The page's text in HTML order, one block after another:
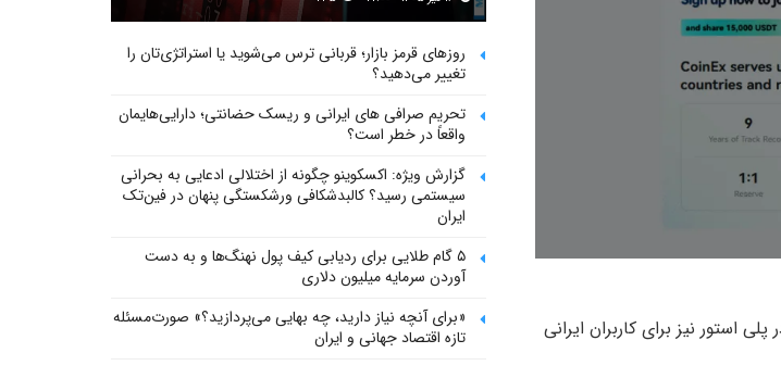
نیز برای کاربران ایرانی
روزهای قرمز بازار؛ قربانی ترس می‌شوید یا استراتژی‌تان را
تغییر می‌دهید؟
تحریم صرافی های ایرانی و ریسک حضانتی؛ دارایی‌هایمان
واقعاً در خطر است؟
گزارش ویژه: اکسکوینو چگونه از اختلالی ادعایی به بحرانی
سیستمی رسید؟ کالبدشکافی ورشکستگی پنهان در فین‌تک
ایران
۵ گام طلایی برای ردیابی کیف پول‌ نهنگ‌ها و به دست
آوردن سرمایه میلیون دلاری
«برای آنچه نیاز دارید، چه بهایی می‌پردازید؟» صورت‌مسئله
تازه اقتصاد جهانی و ایران